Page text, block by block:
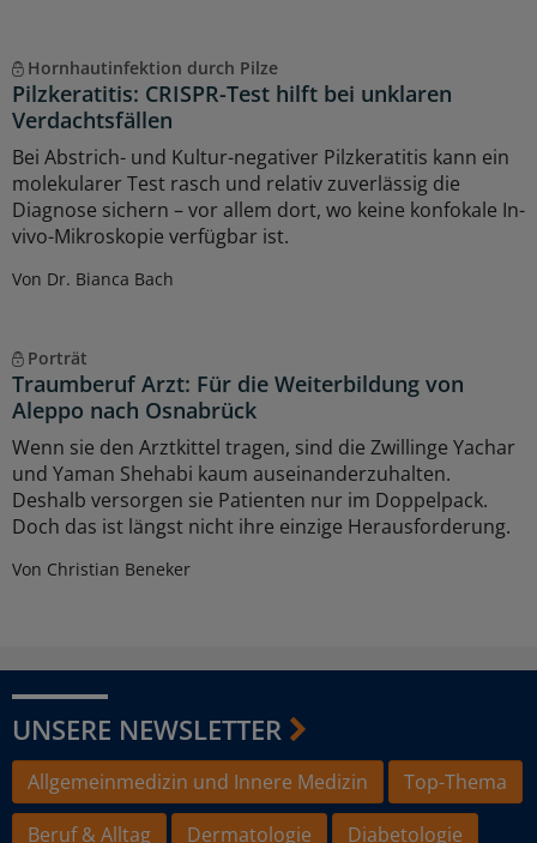
Hornhautinfektion durch Pilze
Pilzkeratitis: CRISPR-Test hilft bei unklaren
Verdachtsfällen
Bei Abstrich- und Kultur-negativer Pilzkeratitis kann ein
molekularer Test rasch und relativ zuverlässig die
Diagnose sichern – vor allem dort, wo keine konfokale In-
vivo-Mikroskopie verfügbar ist.
Von Dr. Bianca Bach
Porträt
Traumberuf Arzt: Für die Weiterbildung von
Aleppo nach Osnabrück
Wenn sie den Arztkittel tragen, sind die Zwillinge Yachar
und Yaman Shehabi kaum auseinanderzuhalten.
Deshalb versorgen sie Patienten nur im Doppelpack.
Doch das ist längst nicht ihre einzige Herausforderung.
Von Christian Beneker
UNSERE NEWSLETTER
Allgemeinmedizin und Innere Medizin
Top-Thema
Beruf & Alltag
Dermatologie Diabetologie